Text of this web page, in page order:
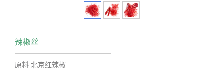
辣椒丝
原料 北京红辣椒